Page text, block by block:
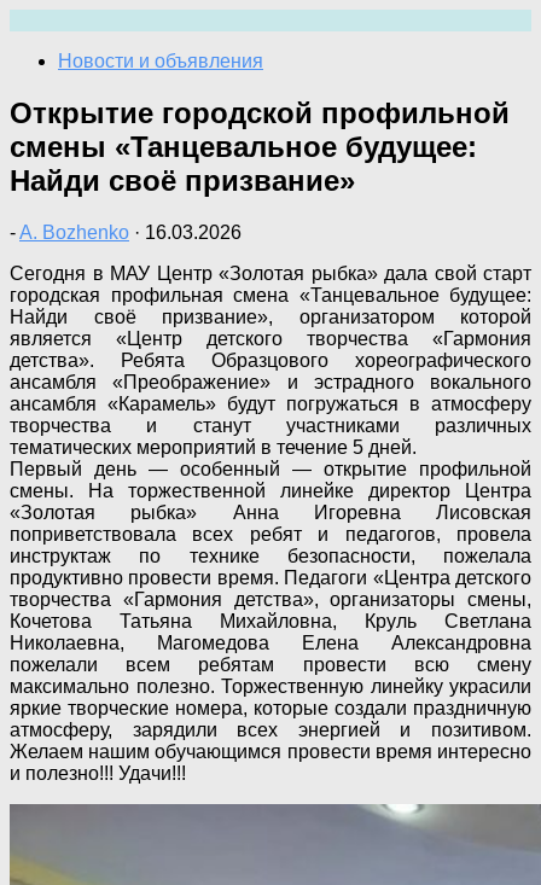
содержимому
Новости и объявления
Открытие городской профильной
смены «Танцевальное будущее:
Найди своё призвание»
-A. Bozhenko · 16.03.2026
Сегодня в МАУ Центр «Золотая рыбка» дала свой старт
городская профильная смена «Танцевальное будущее:
Найди своё призвание», организатором которой
является «Центр детского творчества «Гармония
детства». Ребята Образцового хореографического
ансамбля «Преображение» и эстрадного вокального
ансамбля «Карамель» будут погружаться в атмосферу
творчества и станут участниками различных
тематических мероприятий в течение 5 дней.
Первый день — особенный — открытие профильной
смены. На торжественной линейке директор Центра
«Золотая рыбка» Анна Игоревна Лисовская
поприветствовала всех ребят и педагогов, провела
инструктаж по технике безопасности, пожелала
продуктивно провести время. Педагоги «Центра детского
творчества «Гармония детства», организаторы смены,
Кочетова Татьяна Михайловна, Круль Светлана
Николаевна, Магомедова Елена Александровна
пожелали всем ребятам провести всю смену
максимально полезно. Торжественную линейку украсили
яркие творческие номера, которые создали праздничную
атмосферу, зарядили всех энергией и позитивом.
Желаем нашим обучающимся провести время интересно
и полезно!!! Удачи!!!